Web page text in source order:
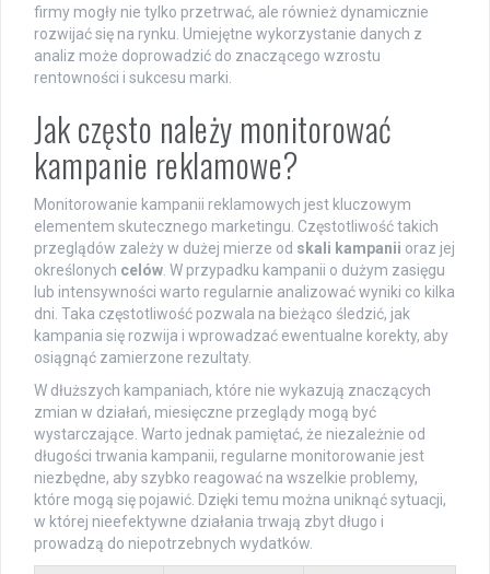
firmy mogły nie tylko przetrwać, ale również dynamicznie
rozwijać się na rynku. Umiejętne wykorzystanie danych z
analiz może doprowadzić do znaczącego wzrostu
rentowności i sukcesu marki.
Jak często należy monitorować
kampanie reklamowe?
Monitorowanie kampanii reklamowych jest kluczowym
elementem skutecznego marketingu. Częstotliwość takich
przeglądów zależy w dużej mierze od skali kampanii oraz jej
określonych celów . W przypadku kampanii o dużym zasięgu
lub intensywności warto regularnie analizować wyniki co kilka
dni. Taka częstotliwość pozwala na bieżąco śledzić, jak
kampania się rozwija i wprowadzać ewentualne korekty, aby
osiągnąć zamierzone rezultaty.
W dłuższych kampaniach, które nie wykazują znaczących
zmian w działań, miesięczne przeglądy mogą być
wystarczające. Warto jednak pamiętać, że niezależnie od
długości trwania kampanii, regularne monitorowanie jest
niezbędne, aby szybko reagować na wszelkie problemy,
które mogą się pojawić. Dzięki temu można uniknąć sytuacji,
w której nieefektywne działania trwają zbyt długo i
prowadzą do niepotrzebnych wydatków.